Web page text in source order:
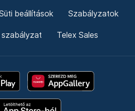
beállítások Szabályzatok
szabályzat Telex Sales